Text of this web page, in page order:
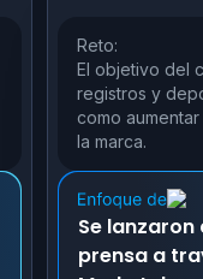
Reto:
El objetivo del
registros y
como
la marca.
Se
prensa a